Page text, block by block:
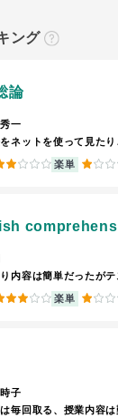
ング
？
論
一
楽単 1
楽単 1
子
毎回取る、授業内容